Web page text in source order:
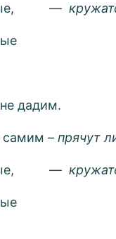
—
дадим.
самим –прячут
—